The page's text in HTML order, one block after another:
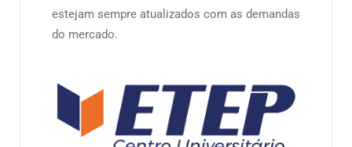
estejam sempre atualizados com as demandas
do mercado.